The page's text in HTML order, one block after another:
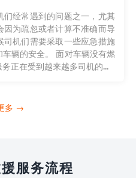
们经常遇到的问题之一，尤其
因为疏忽或者计算不准确而导
司机们需要采取一些应急措施
辆的安全。 面对车辆没有燃
正在受到越来越多司机的...
多 →
服务流程